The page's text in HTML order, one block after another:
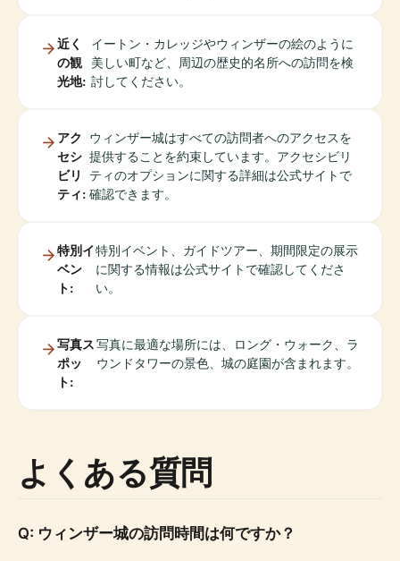
近く
の観
光地:
イートン・カレッジやウィンザーの絵のように
美しい町など、周辺の歴史的名所への訪問を検
討してください。
アク
セシ
ビリ
ティ:
ウィンザー城はすべての訪問者へのアクセスを
提供することを約束しています。アクセシビリ
ティのオプションに関する詳細は公式サイトで
確認できます。
特別イ
ベン
ト:
特別イベント、ガイドツアー、期間限定の展示
に関する情報は公式サイトで確認してくださ
い。
写真ス
ポッ
ト:
写真に最適な場所には、ロング・ウォーク、ラ
ウンドタワーの景色、城の庭園が含まれます。
よくある質問
Q: ウィンザー城の訪問時間は何ですか？